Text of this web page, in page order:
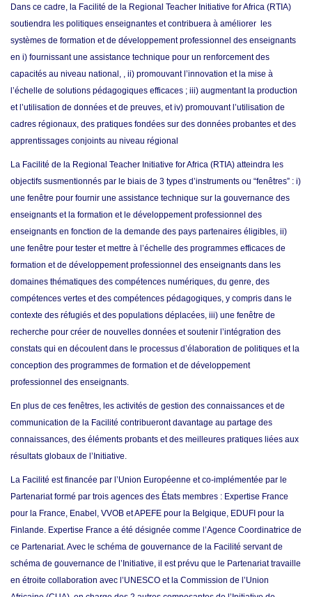
Dans ce cadre, la Facilité de la Regional Teacher Initiative for Africa (RTIA)
soutiendra les politiques enseignantes et contribuera à améliorer les
systèmes de formation et de développement professionnel des enseignants
en i) fournissant une assistance technique pour un renforcement des
capacités au niveau national, , ii) promouvant l’innovation et la mise à
l’échelle de solutions pédagogiques efficaces ; iii) augmentant la production
et l’utilisation de données et de preuves, et iv) promouvant l’utilisation de
cadres régionaux, des pratiques fondées sur des données probantes et des
apprentissages conjoints au niveau régional
La Facilité de la Regional Teacher Initiative for Africa (RTIA) atteindra les
objectifs susmentionnés par le biais de 3 types d’instruments ou “fenêtres” : i)
une fenêtre pour fournir une assistance technique sur la gouvernance des
enseignants et la formation et le développement professionnel des
enseignants en fonction de la demande des pays partenaires éligibles, ii)
une fenêtre pour tester et mettre à l’échelle des programmes efficaces de
formation et de développement professionnel des enseignants dans les
domaines thématiques des compétences numériques, du genre, des
compétences vertes et des compétences pédagogiques, y compris dans le
contexte des réfugiés et des populations déplacées, iii) une fenêtre de
recherche pour créer de nouvelles données et soutenir l’intégration des
constats qui en découlent dans le processus d’élaboration de politiques et la
conception des programmes de formation et de développement
professionnel des enseignants.
En plus de ces fenêtres, les activités de gestion des connaissances et de
communication de la Facilité contribueront davantage au partage des
connaissances, des éléments probants et des meilleures pratiques liées aux
résultats globaux de l’Initiative.
La Facilité est financée par l’Union Européenne et co-implémentée par le
Partenariat formé par trois agences des États membres : Expertise France
pour la France, Enabel, VVOB et APEFE pour la Belgique, EDUFI pour la
Finlande. Expertise France a été désignée comme l’Agence Coordinatrice de
ce Partenariat. Avec le schéma de gouvernance de la Facilité servant de
schéma de gouvernance de l’Initiative, il est prévu que le Partenariat travaille
en étroite collaboration avec l’UNESCO et la Commission de l’Union